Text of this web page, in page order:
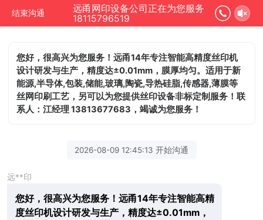
结束沟通
远甬网印设备公司正在为您服务
18115796519
您好，很高兴为您服务！远甬14年专注智能高精度丝印机
设计研发与生产，精度达±0.01mm，膜厚均匀。适用于新
能源,半导体,包装,储能,玻璃,陶瓷,导热硅脂,传感器,薄膜等
丝网印刷工艺，另可以为您提供丝印设备非标定制服务！联
系人：江经理 13813677683，竭诚为您服务！
2026-08-09 12:45:13 开始沟通
远**印
您好，很高兴为您服务！远甬14年专注智能高精
度丝印机设计研发与生产，精度达±0.01mm，